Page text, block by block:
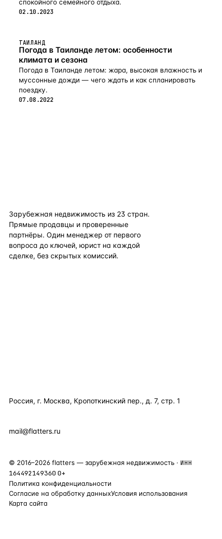
спокойного семейного отдыха.
02.10.2023
ТАИЛАНД
Погода в Таиланде летом: особенности
климата и сезона
Погода в Таиланде летом: жара, высокая влажность и
муссонные дожди — чего ждать и как спланировать
поездку.
07.08.2022
Зарубежная недвижимость из 23 стран.
Прямые продавцы и проверенные
партнёры. Один менеджер от первого
вопроса до ключей, юрист на каждой
сделке, без скрытых комиссий.
Россия, г. Москва, Кропоткинский пер., д. 7, стр. 1
mail@flatters.ru
© 2016–2026 flatters — зарубежная недвижимость · ИНН
164492149360 0+
Политика конфиденциальности
Согласие на обработку данныхУсловия использования
Карта сайта